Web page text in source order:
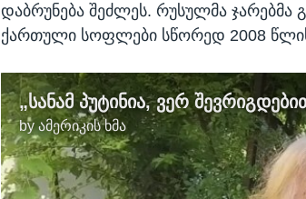
დაბრუნება შეძლეს. რუსულმა ჯარებმა
ქართული სოფლები სწორედ 2008
byამერიკის ხმა